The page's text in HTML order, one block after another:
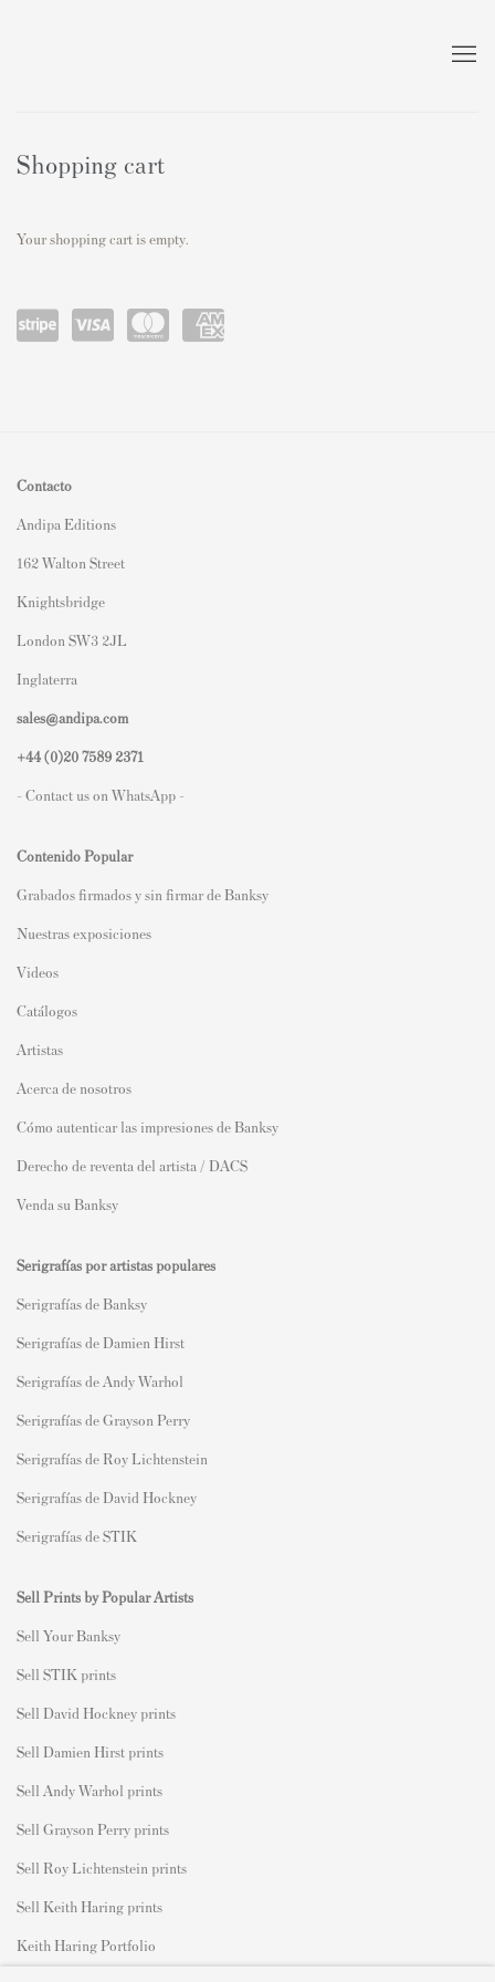
Store
Shopping cart
Your shopping cart is empty.
Contacto
Andipa Editions
162 Walton Street
Knightsbridge
London SW3 2JL
Inglaterra
sales@andipa.com
+44 (0)20 7589 2371
- Contact us on WhatsApp -
Contenido Popular
Grabados firmados y sin firmar de Banksy
Nuestras exposiciones
Videos
Catálogos
Artistas
Acerca de nosotros
Cómo autenticar las impresiones de Banksy
Derecho de reventa del artista / DACS
Venda su Banksy
Serigrafías por artistas populares
Serigrafías de Banksy
Serigrafías de Damien Hirst
Serigrafías de Andy Warhol
Serigrafías de Grayson Perry
Serigrafías de Roy Lichtenstein
Serigrafías de David Hockney
Serigrafías de STIK
Sell Prints by Popular Artists
Sell Your Banksy
Sell STIK prints
Sell David Hockney prints
Sell Damien Hirst prints
Sell Andy Warhol prints
Sell Grayson Perry prints
Sell Roy Lichtenstein prints
Sell Keith Haring prints
Keith Haring Portfolio